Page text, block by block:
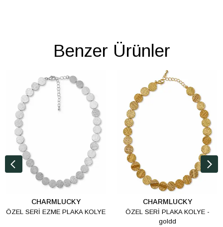
Benzer Ürünler
CHARMLUCKY
ÖZEL SERİ EZME PLAKA KOLYE
CHARMLUCKY
ÖZEL SERİ PLAKA KOLYE -
goldd